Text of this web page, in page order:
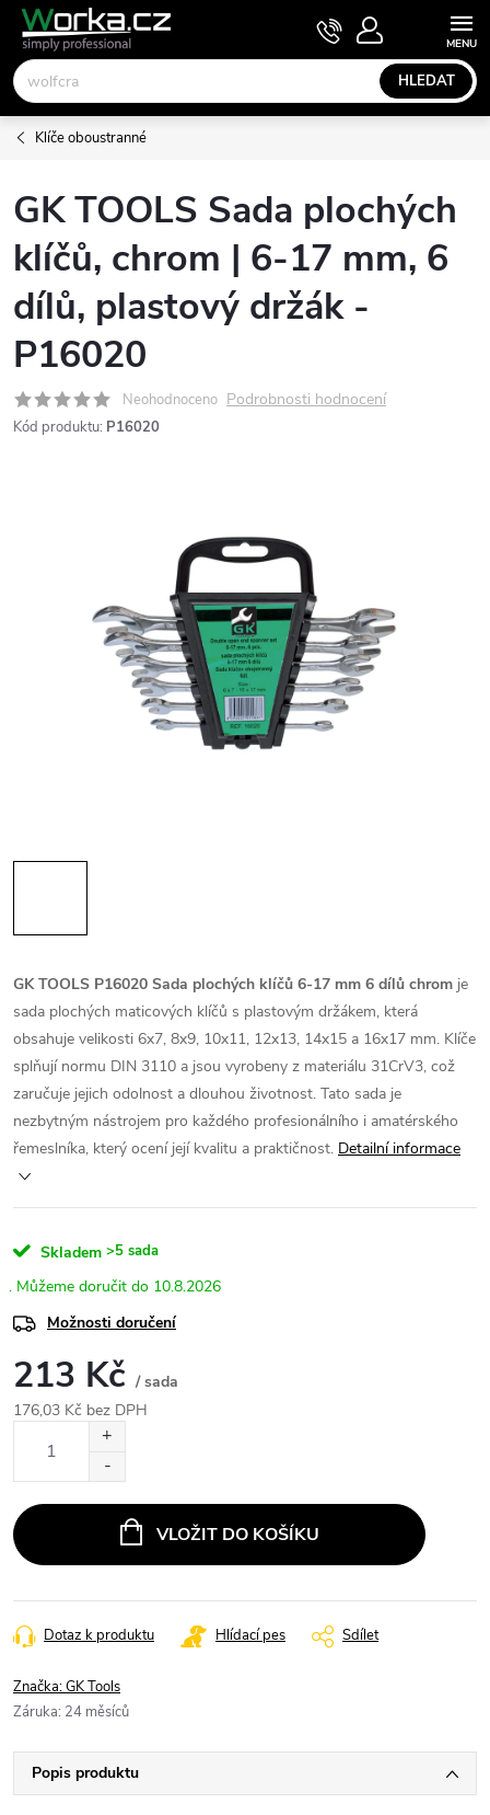
Přejít
obsah
HLEDAT
NÁKUPNÍ
KOŠÍK
Klíče oboustranné
GK TOOLS Sada plochých
klíčů, chrom | 6-17 mm, 6
dílů, plastový držák -
P16020
Neohodnoceno Podrobnosti hodnocení
Kód produktu: P16020
GK TOOLS P16020 Sada plochých klíčů 6-17 mm 6 dílů chrom je
sada plochých maticových klíčů s plastovým držákem, která
obsahuje velikosti 6x7, 8x9, 10x11, 12x13, 14x15 a 16x17 mm. Klíče
splňují normu DIN 3110 a jsou vyrobeny z materiálu 31CrV3, což
zaručuje jejich odolnost a dlouhou životnost. Tato sada je
nezbytným nástrojem pro každého profesionálního i amatérského
řemeslníka, který ocení její kvalitu a praktičnost. Detailní informace
Skladem >5 sada
10.8.2026
Možnosti doručení
213 Kč / sada
176,03 Kč bez DPH
VLOŽIT DO KOŠÍKU
Dotaz k produktu Hlídací pes Sdílet
Značka:GK Tools
Záruka: 24 měsíců
Popis produktu